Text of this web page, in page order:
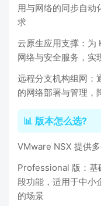
用与网络的同步自动
求
云原生应用支撑：
网络与安全服务，实
远程分支机构组网：
的网络部署与管理，
📊 版本怎么选?
VMware NSX 提供
Professional 版：基
段功能，适用于中小
的场景